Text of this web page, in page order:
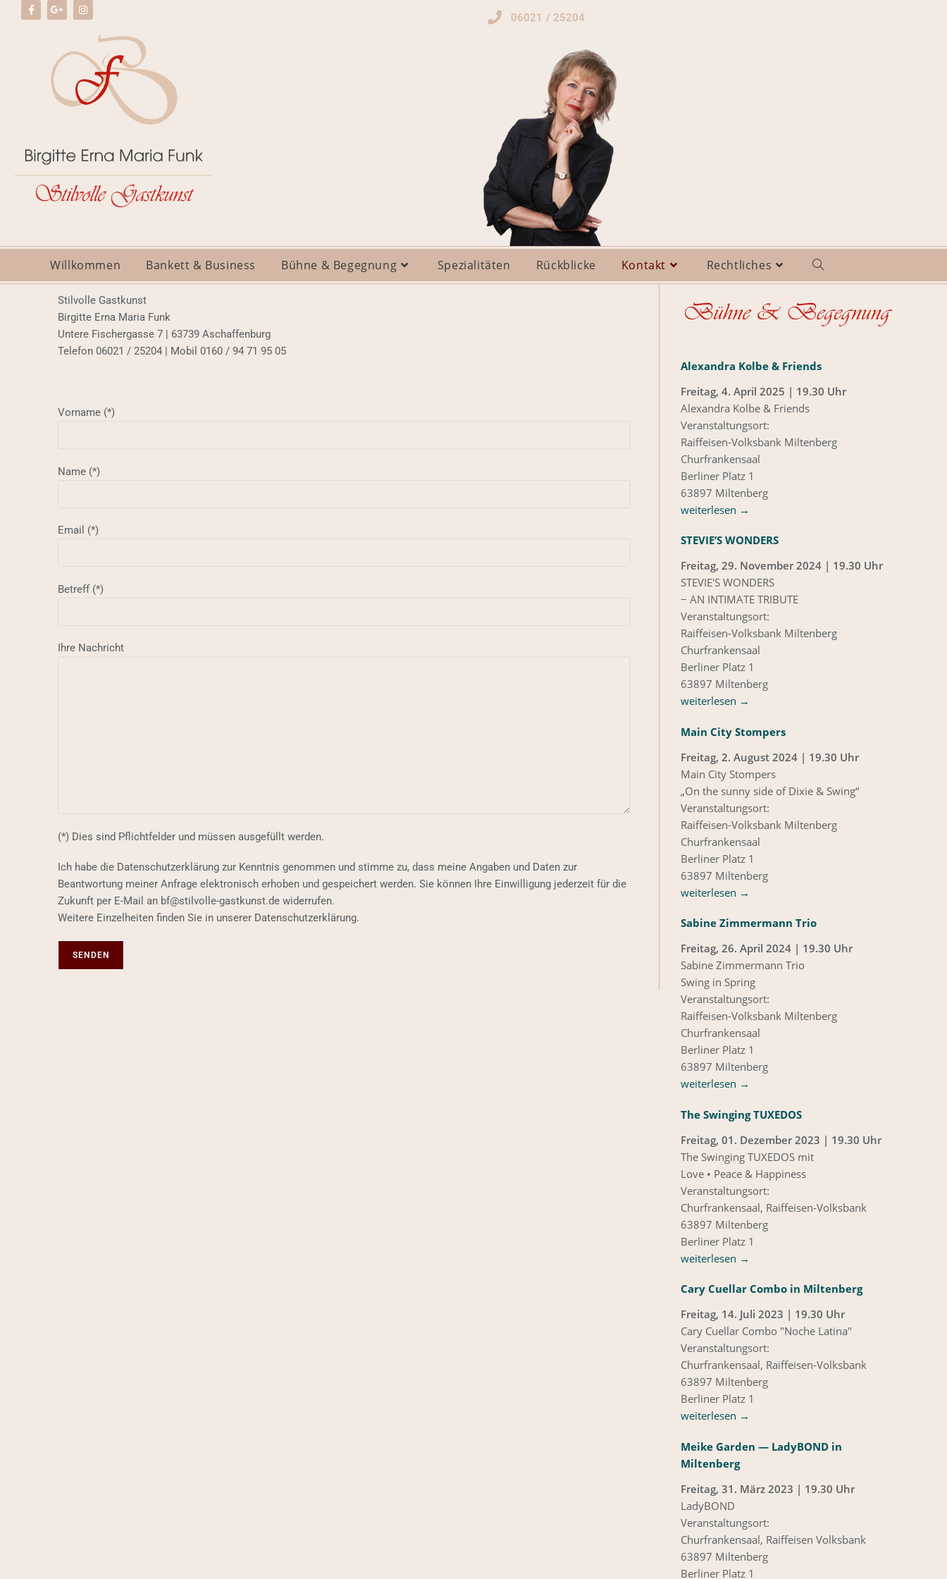
06021 / 25204
Willkommen Bankett & Business Bühne & Begegnung Spezialitäten Rückblicke Kontakt Rechtliches
Stilvolle Gastkunst
Birgitte Erna Maria Funk
Untere Fischergasse 7 | 63739 Aschaffenburg
Telefon 06021 / 25204 | Mobil 0160 / 94 71 95 05
Vorname (*)
Name (*)
Email (*)
Betreff (*)
Ihre Nachricht
(*) Dies sind Pflichtfelder und müssen ausgefüllt werden.
Ich habe die Datenschutzerklärung zur Kenntnis genommen und stimme zu, dass meine Angaben und Daten zur
Beantwortung meiner Anfrage elektronisch erhoben und gespeichert werden. Sie können Ihre Einwilligung jederzeit für die
Zukunft per E-Mail an bf@stilvolle-gastkunst.de widerrufen.
Weitere Einzelheiten finden Sie in unserer Datenschutzerklärung.
Alexandra Kolbe & Friends
Freitag, 4. April 2025 | 19.30 Uhr
Alexandra Kolbe & Friends
Veranstaltungsort:
Raiffeisen-Volksbank Miltenberg
Churfrankensaal
Berliner Platz 1
63897 Miltenberg
weiterlesen →
STEVIE’S WONDERS
Freitag, 29. November 2024 | 19.30 Uhr
STEVIE'S WONDERS
− AN INTIMATE TRIBUTE
Veranstaltungsort:
Raiffeisen-Volksbank Miltenberg
Churfrankensaal
Berliner Platz 1
63897 Miltenberg
weiterlesen →
Main City Stompers
Freitag, 2. August 2024 | 19.30 Uhr
Main City Stompers
„On the sunny side of Dixie & Swing“
Veranstaltungsort:
Raiffeisen-Volksbank Miltenberg
Churfrankensaal
Berliner Platz 1
63897 Miltenberg
weiterlesen →
Sabine Zimmermann Trio
Freitag, 26. April 2024 | 19.30 Uhr
Sabine Zimmermann Trio
Swing in Spring
Veranstaltungsort:
Raiffeisen-Volksbank Miltenberg
Churfrankensaal
Berliner Platz 1
63897 Miltenberg
weiterlesen →
The Swinging TUXEDOS
Freitag, 01. Dezember 2023 | 19.30 Uhr
The Swinging TUXEDOS mit
Love • Peace & Happiness
Veranstaltungsort:
Churfrankensaal, Raiffeisen-Volksbank
63897 Miltenberg
Berliner Platz 1
weiterlesen →
Cary Cuellar Combo in Miltenberg
Freitag, 14. Juli 2023 | 19.30 Uhr
Cary Cuellar Combo "Noche Latina"
Veranstaltungsort:
Churfrankensaal, Raiffeisen-Volksbank
63897 Miltenberg
Berliner Platz 1
weiterlesen →
Meike Garden — LadyBOND in
Miltenberg
Freitag, 31. März 2023 | 19.30 Uhr
LadyBOND
Veranstaltungsort:
Churfrankensaal, Raiffeisen Volksbank
63897 Miltenberg
Berliner Platz 1